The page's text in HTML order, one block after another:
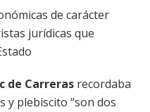
de carácter
jurídicas que
de Carreras recordaba
y plebiscito “son dos